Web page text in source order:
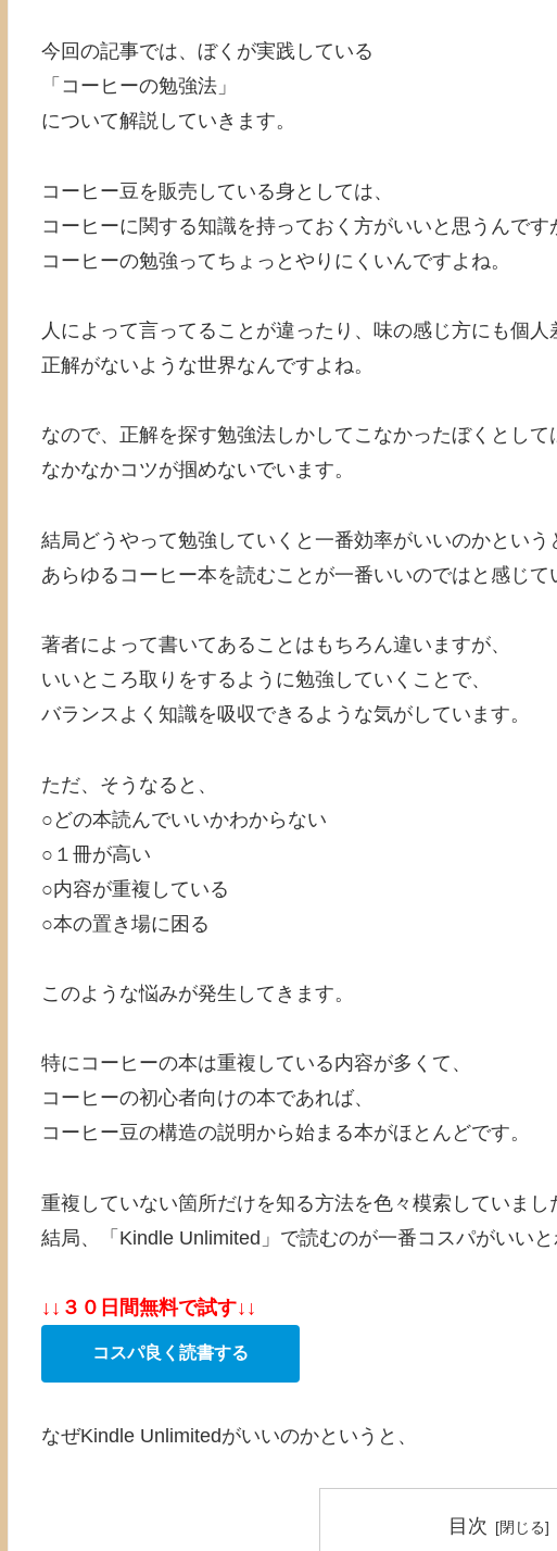
今回の記事では、ぼくが実践している
「コーヒーの勉強法」
について解説していきます。
コーヒー豆を販売している身としては、
コーヒーに関する知識を持っておく方がいいと思うんです
コーヒーの勉強ってちょっとやりにくいんですよね。
人によって言ってることが違ったり、味の感じ方にも個人
正解がないような世界なんですよね。
なので、正解を探す勉強法しかしてこなかったぼくとして
なかなかコツが掴めないでいます。
結局どうやって勉強していくと一番効率がいいのかという
あらゆるコーヒー本を読むことが一番いいのではと感じて
著者によって書いてあることはもちろん違いますが、
いいところ取りをするように勉強していくことで、
バランスよく知識を吸収できるような気がしています。
ただ、そうなると、
○どの本読んでいいかわからない
○１冊が高い
○内容が重複している
○本の置き場に困る
このような悩みが発生してきます。
特にコーヒーの本は重複している内容が多くて、
コーヒーの初心者向けの本であれば、
コーヒー豆の構造の説明から始まる本がほとんどです。
重複していない箇所だけを知る方法を色々模索していまし
結局、「Kindle Unlimited」で読むのが一番コスパがいいと
↓↓３０日間無料で試す↓↓
コスパ良く読書する
なぜKindle Unlimitedがいいのかというと、
目次